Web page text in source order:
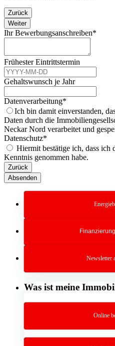
Zurück
Weiter
Ihr Bewerbungsanschreiben*
Frühester Eintrittstermin
Gehaltswunsch je Jahr
Phone
Number*
Datenverarbeitung*
Ich bin damit einverstanden,
Daten durch die
Neckar Nord verarbeitet und
Datenschutz*
Hiermit bestätige ich, dass ich
Kenntnis genommen habe.
Zurück
Absenden
Newsletter
Was ist meine
Online